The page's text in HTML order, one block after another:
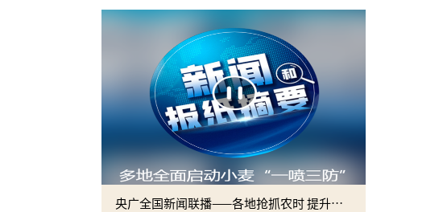
央广全国新闻联播——各地抢抓农时 提升春管效率 夯实夏粮增收基础 (1)